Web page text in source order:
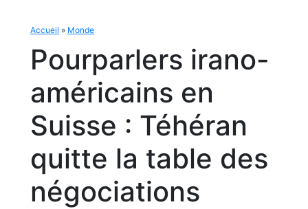
Accueil » Monde
Pourparlers irano-
américains en
Suisse : Téhéran
quitte la table des
négociations